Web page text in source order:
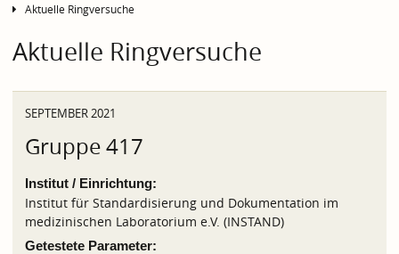
Aktuelle Ringversuche
Aktuelle Ringversuche
SEPTEMBER 2021
Gruppe 417
Institut / Einrichtung:
Institut für Standardisierung und Dokumentation im
medizinischen Laboratorium e.V. (INSTAND)
Getestete Parameter: